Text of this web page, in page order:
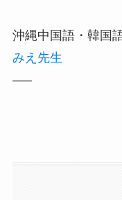
沖縄中国語・韓国
みえ先生
—–